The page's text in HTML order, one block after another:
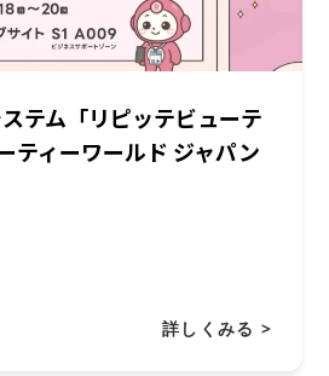
テム「リピッテビューテ
ティーワールド ジャパン
詳しくみる >